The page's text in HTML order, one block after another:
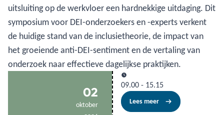
uitsluiting op de werkvloer een hardnekkige uitdaging. Dit
symposium voor DEI-onderzoekers en -experts verkent
de huidige stand van de inclusietheorie, de impact van
het groeiende anti-DEI-sentiment en de vertaling van
onderzoek naar effectieve dagelijkse praktijken.
02
oktober
09.00 - 15.15
Lees meer